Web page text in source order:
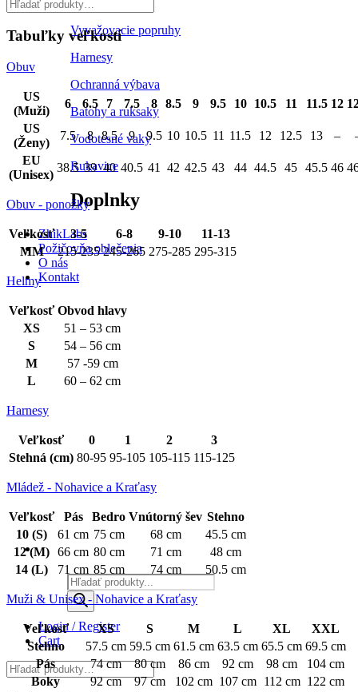
Plávacie vesty
Vyvažovacie popruhy
Harnesy
Ochranná výbava
Batohy a ruksaky
Vodotesné vaky
Rukavice
Doplnky
ZhikLabs
Požičovňa oblečenia
O nás
Kontakt
Products
search
Login / Register
Cart
Tabuľky veľkostí
Obuv
US
(Muži)
6 6.5 7 7.5 8 8.5 9 9.5 10 10.5 11 11.5 12
US
(Ženy)
7.5 8 8.5 9 9.5 10 10.5 11 11.5 12 12.5 13 –
EU
(Unisex)
38.5 39 40 40.5 41 42 42.5 43 44 44.5 45 45.5 46
Obuv - ponožky
Veľkosť 3-5 6-8 9-10
11-13
MM
215-235 245-265 275-285 295-315
Helmy
Veľkosť Obvod hlavy
XS
51 – 53 cm
S
54 – 56 cm
M
57 -59 cm
L
60 – 62 cm
Harnesy
Veľkosť 0 1 2
3
Stehná (cm) 80-95 95-105 105-115 115-125
Mládež - Nohavice a Kraťasy
Veľkosť Pás Bedro Vnútorný šev Stehno
10 (S)
61 cm 75 cm 68 cm
45.5 cm
12 (M) 66 cm 80 cm 71 cm
48 cm
14 (L)
71 cm 85 cm 74 cm 50.5 cm
Muži & Unisex - Nohavice a Kraťasy
Veľkosť XS S M L XL
XXL
Stehno
57.5 cm 59.5 cm 61.5 cm 63.5 cm 65.5 cm 69.5 cm
Pás
74 cm 80 cm 86 cm 92 cm 98 cm
104 cm
Boky
92 cm 97 cm 102 cm 107 cm 112 cm 122 cm